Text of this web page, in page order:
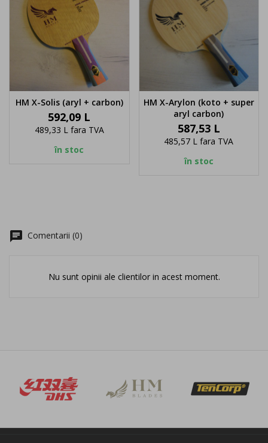
HM X-Solis (aryl + carbon)
Pret
592,09 L
489,33 L fara TVA
în stoc
HM X-Arylon (koto + super
aryl carbon)
Pret
587,53 L
485,57 Lfara TVA
în stoc
chat Comentarii (0)
Nu sunt opinii ale clientilor in acest moment.